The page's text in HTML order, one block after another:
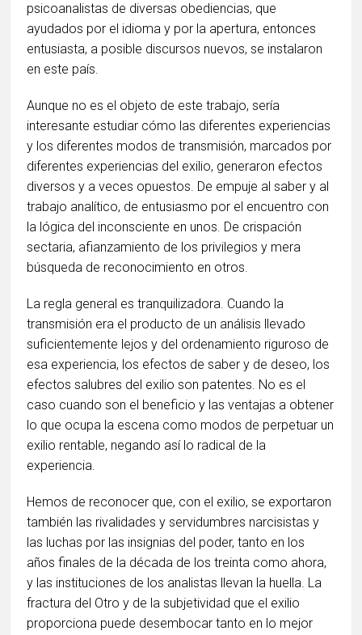
psicoanalistas de diversas obediencias, que
ayudados por el idioma y por la apertura, entonces
entusiasta, a posible discursos nuevos, se instalaron
en este país.
Aunque no es el objeto de este trabajo, sería
interesante estudiar cómo las diferentes experiencias
y los diferentes modos de transmisión, marcados por
diferentes experiencias del exilio, generaron efectos
diversos y a veces opuestos. De empuje al saber y al
trabajo analítico, de entusiasmo por el encuentro con
la lógica del inconsciente en unos. De crispación
sectaria, afianzamiento de los privilegios y mera
búsqueda de reconocimiento en otros.
La regla general es tranquilizadora. Cuando la
transmisión era el producto de un análisis llevado
suficientemente lejos y del ordenamiento riguroso de
esa experiencia, los efectos de saber y de deseo, los
efectos salubres del exilio son patentes. No es el
caso cuando son el beneficio y las ventajas a obtener
lo que ocupa la escena como modos de perpetuar un
exilio rentable, negando así lo radical de la
experiencia.
Hemos de reconocer que, con el exilio, se exportaron
también las rivalidades y servidumbres narcisistas y
las luchas por las insignias del poder, tanto en los
años finales de la década de los treinta como ahora,
y las instituciones de los analistas llevan la huella. La
fractura del Otro y de la subjetividad que el exilio
proporciona puede desembocar tanto en lo mejor